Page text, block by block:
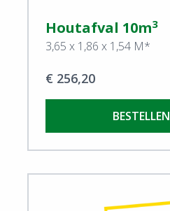
Houtafval 10m3
3,65 x 1,86 x 1,54 M*
€ 256,20
BESTELLEN
View Houtafval